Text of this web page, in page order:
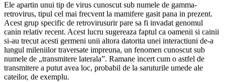
Ele apartin unui tip de virus cunoscut sub numele de gamma-
retrovirus, tipul cel mai frecvent la mamifere gasit pana in prezent.
Acest grup specific de retrovirusurir pare sa fi invadat genomul
canin relativ recent. Acest lucru sugereaza faptul ca oamenii si cainii
si-au trecut acesti germeni unii altora datorita unei interactiuni de-a
lungul mileniilor traversate impreuna, un fenomen cunoscut sub
numele de „transmitere laterala”. Ramane incert cum o astfel de
transmitere a putut avea loc, probabil de la saruturile umede ale
cateilor, de exemplu.